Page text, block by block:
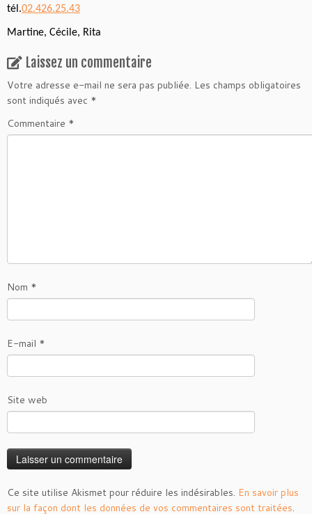
tél.02.426.25.43
Martine, Cécile, Rita
Laissez un commentaire
Votre adresse e-mail ne sera pas publiée. Les champs obligatoires
sont indiqués avec *
Commentaire *
Nom *
E-mail *
Site web
Ce site utilise Akismet pour réduire les indésirables. En savoir plus
sur la façon dont les données de vos commentaires sont traitées.